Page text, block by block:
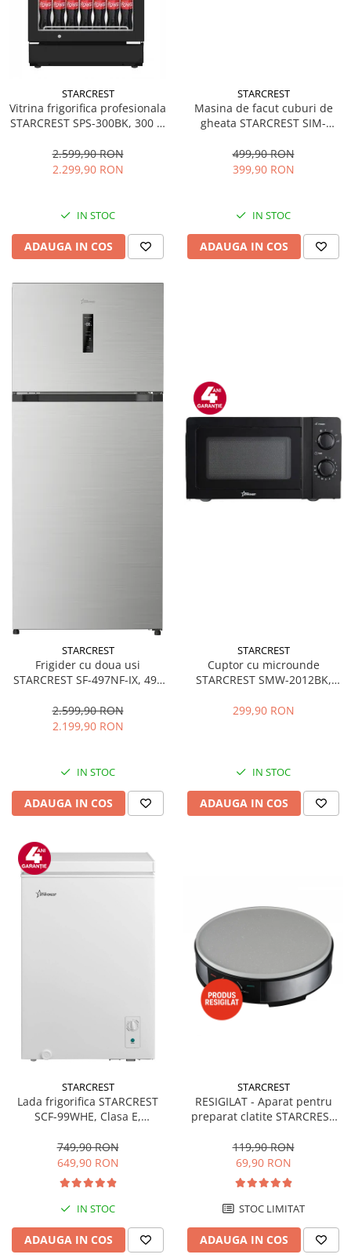
STARCREST
Vitrina frigorifica profesionala
STARCREST SPS-300BK, 300 L,
LED, H 169.5 cm, Negru
2.599,90 RON
2.299,90 RON
IN STOC
ADAUGA IN COS
STARCREST
Masina de facut cuburi de
gheata STARCREST SIM-
12Kg/24h, Cos gheata
detasabil, Rezervor apa 0.8 l,
499,90 RON
399,90 RON
IN STOC
ADAUGA IN COS
STARCREST
Frigider cu doua usi
STARCREST SF-497NF-IX, 497
Inverter, Clasa E, Display,
Functie super racire, Blocare
2.599,90 RON
2.199,90 RON
IN STOC
ADAUGA IN COS
STARCREST
Cuptor cu microunde
STARCREST SMW-2012BK,
mecanic, 6 Trepte de putere,
299,90 RON
IN STOC
ADAUGA IN COS
STARCREST
Lada frigorifica STARCREST
SCF-99WHE, Clasa E,
convertibil - functie frigider,
Termostat reglabil, Alb
749,90 RON
649,90 RON
IN STOC
ADAUGA IN COS
STARCREST
RESIGILAT - Aparat pentru
preparat clatite STARCREST
invelis ceramic antiaderent,
30 cm, Inox / Negru
119,90 RON
69,90 RON
STOC LIMITAT
ADAUGA IN COS